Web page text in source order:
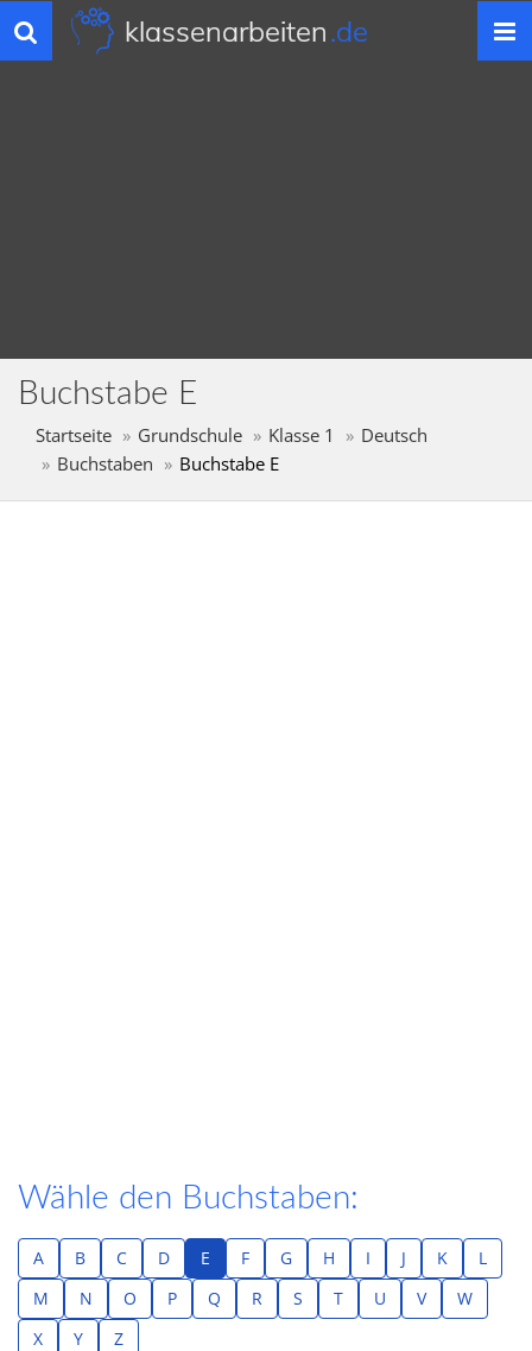
Toggle
navigation
klassenarbeiten.de
Buchstabe E
Startseite Grundschule Klasse 1
Deutsch
Buchstaben
Buchstabe E
Wähle den Buchstaben:
A B C D E F G H I J K
L
M
N O P Q R S T U V
W
X
Y Z